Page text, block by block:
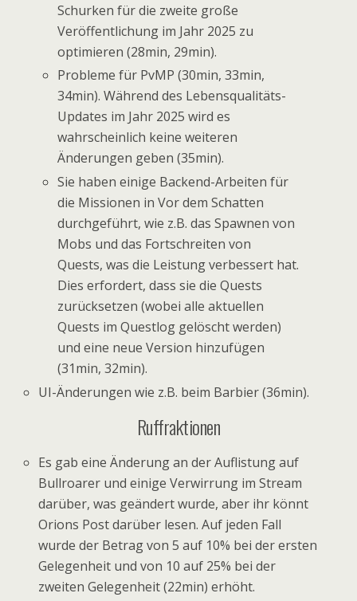
Schurken für die zweite große
Veröffentlichung im Jahr 2025 zu
optimieren (28min, 29min).
Probleme für PvMP (30min, 33min,
34min). Während des Lebensqualitäts-
Updates im Jahr 2025 wird es
wahrscheinlich keine weiteren
Änderungen geben (35min).
Sie haben einige Backend-Arbeiten für
die Missionen in Vor dem Schatten
durchgeführt, wie z.B. das Spawnen von
Mobs und das Fortschreiten von
Quests, was die Leistung verbessert hat.
Dies erfordert, dass sie die Quests
zurücksetzen (wobei alle aktuellen
Quests im Questlog gelöscht werden)
und eine neue Version hinzufügen
(31min, 32min).
UI-Änderungen wie z.B. beim Barbier (36min).
Ruffraktionen
Es gab eine Änderung an der Auflistung auf
Bullroarer und einige Verwirrung im Stream
darüber, was geändert wurde, aber ihr könnt
Orions Post darüber lesen. Auf jeden Fall
wurde der Betrag von 5 auf 10% bei der ersten
Gelegenheit und von 10 auf 25% bei der
zweiten Gelegenheit (22min) erhöht.